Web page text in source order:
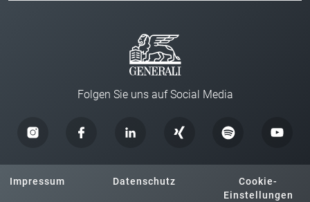
Folgen Sie uns auf Social Media
Impressum Datenschutz
Cookie-
Einstellungen